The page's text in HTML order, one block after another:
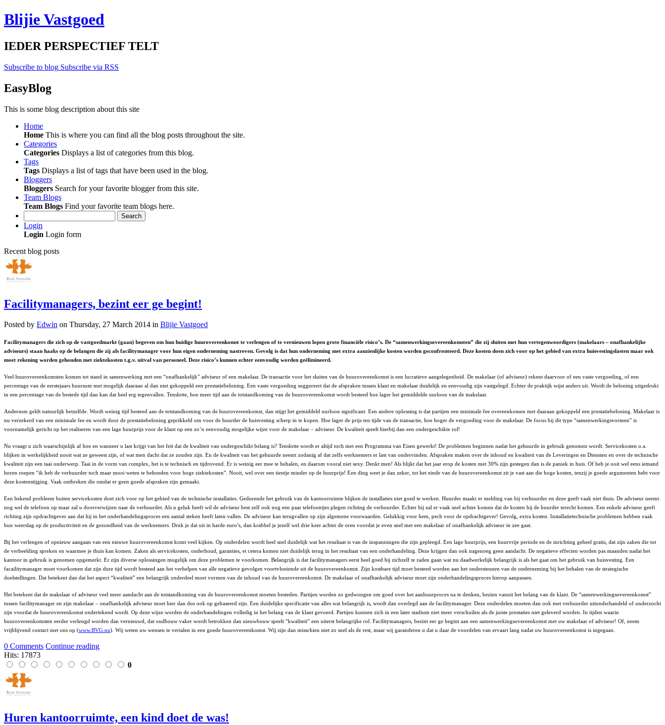
Blijie Vastgoed
IEDER PERSPECTIEF TELT
Subscribe to blog Subscribe via RSS
EasyBlog
This is some blog description about this site
Home
Home This is where you can find all the blog posts throughout the site.
Categories
Categories Displays a list of categories from this blog.
Tags
Tags Displays a list of tags that have been used in the blog.
Bloggers
Bloggers Search for your favorite blogger from this site.
Team Blogs
Team Blogs Find your favorite team blogs here.
Search
Login
Login Login form
Recent blog posts
Facilitymanagers, bezint eer ge begint!
Posted by Edwin on Thursday, 27 March 2014 in Blijie Vastgoed
Facilitymanagers die zich op de vastgoedmarkt (gaan) begeven om hun huidige huurovereenkomst te verlengen of te vernieuwen lopen grote financiële risico’s. De “samenwerkingsovereenkomsten” die zij sluiten met hun vertegenwoordigers (makelaars – onafhankelijke
adviseurs) staan haaks op de belangen die zij als facilitymanager voor hun eigen onderneming nastreven. Gevolg is dat hun onderneming met extra aanzienlijke kosten worden geconfronteerd. Deze kosten doen zich voor op het gebied van extra huisvestingslasten maar ook
moet rekening worden gehouden met ziektekosten t.g.v. uitval van personeel. Deze risico’s kunnen echter eenvoudig worden geëlimineerd.
Veel huurovereenkomsten komen tot stand in samenwerking met een “onafhankelijk” adviseur of een makelaar. De transactie voor het sluiten van de huurovereenkomst is een lucratieve aangelegenheid. De makelaar (of adviseur) rekent daarvoor of een vaste vergoeding, of een
percentage van de eerstejaars huursom met mogelijk daaraan al dan niet gekoppeld een prestatiebeloning. Een vaste vergoeding suggereert dat de afspraken tussen klant en makelaar duidelijk en eenvoudig zijn vastgelegd. Echter de praktijk wijst anders uit. Wordt de beloning uitgedrukt
in een percentage van de bestede tijd dan kan dat heel erg tegenvallen. Tenslotte, hoe meer tijd aan de totstandkoming van de huurovereenkomst wordt besteed hoe lager het gemiddelde uurloon van de makelaar.
Andersom geldt natuurlijk hetzelfde. Wordt weinig tijd besteed aan de totstandkoming van de huurovereenkomst, dan stijgt het gemiddeld uurloon significant. Een andere oplossing is dat partijen een minimale fee overeenkomen met daaraan gekoppeld een prestatiebeloning. Makelaar is
nu verzekerd van een minimale fee en wordt door de prestatiebeloning geprikkeld om voor de huurder de huisvesting scherp in te kopen. Hoe lager de prijs ten tijde van de transactie, hoe hoger de vergoeding voor de makelaar. De focus bij dit type “samenwerkingsvormen” is
voornamelijk gericht op het realiseren van een lage huurprijs voor de klant op een zo’n eenvoudig mogelijke wijze voor de makelaar – adviseur. De kwaliteit speelt hierbij dan een ondergeschikte rol!
Nu vraagt u zich waarschijnlijk af hoe en wanneer u last krijgt van het feit dat de kwaliteit van ondergeschikt belang is? Tenslotte wordt er altijd toch met een Programma van Eisen gewerkt! De problemen beginnen nadat het gehuurde in gebruik genomen wordt. Servicekosten o.a.
blijken in werkelijkheid nooit wat ze geweest zijn, of wat men dacht dat ze zouden zijn. En de kwaliteit van het gehuurde neemt zodanig af dat zelfs werknemers er last van ondervinden. Afspraken maken over de inhoud en kwaliteit van de Leveringen en Diensten en over de technische
kwaliteit zijn een taai onderwerp. Taai in de vorm van complex, het is te technisch en tijdrovend. Er is weinig eer mee te behalen, en daarom vooral niet sexy. Denkt men! Als blijkt dat het jaar erop de kosten met 30% zijn gestegen dan is de paniek in huis. Of heb je ooit wel eens iemand
horen roepen “ik heb de verhuurder toch maar mooi weten te behoeden voor hoge ziektekosten”. Nooit, wel over een tientje minder op de huurprijs! Een ding weet je dan zeker, tot het einde van de huurovereenkomst zit je vast aan die hoge kosten, tenzij je goede argumenten hebt voor
deze kostenstijging. Vaak ontbreken die omdat er geen goede afspraken zijn gemaakt.
Een bekend probleem buiten servicekosten doet zich voor op het gebied van de technische installaties. Gedurende het gebruik van de kantoorruimte blijken de installaties niet goed te werken. Huurder maakt er melding van bij verhuurder en deze geeft vaak niet thuis. De adviseur neemt
nog wel de telefoon op maar zal u doorverwijzen naar de verhuurder. Als u geluk heeft wil de adviseur best zelf ook nog een paar telefoontjes plegen richting de verhuurder. Echter hij zal er vaak snel achter komen dat de kosten bij de huurder terecht komen. Een enkele adviseur geeft
richting zijn opdrachtgever aan dat hij in het onderhandelingsproces een aantal steken heeft laten vallen. De adviseur kan terugvallen op zijn algemene voorwaarden. Gelukkig voor hem, pech voor de opdrachtgever! Gevolg, extra kosten. Installatietechnische problemen hebben vaak
hun weerslag op de productiviteit en de gezondheid van de werknemers. Druk je dat uit in harde euro’s, dan krabbel je jezelf wel drie keer achter de oren voordat je even snel met een makelaar of onafhankelijk adviseur in zee gaat.
Bij het verlengen of opnieuw aangaan van een nieuwe huurovereenkomst komt veel kijken. Op onderdelen wordt heel snel duidelijk wat het resultaat is van de inspanningen die zijn gepleegd. Een lage huurprijs, een huurvrije periode en de inrichting geheel gratis, dat zijn zaken die tot
de verbeelding spreken en waarmee je thuis kan komen. Zaken als servicekosten, onderhoud, garanties, et cetera komen niet duidelijk terug in het resultaat van een onderhandeling. Deze krijgen dan ook nagenoeg geen aandacht. De negatieve effecten worden pas maanden nadat het
kantoor in gebruik is genomen opgemerkt. Er zijn diverse oplossingen mogelijk om deze problemen te voorkomen. Belangrijk is dat facilitymanagers eerst heel goed bij zichzelf te raden gaan wat nu daadwerkelijk belangrijk is als het gaat om het gebruik van huisvesting. Een
facailitymanager moet voorkomen dat zijn dure tijd wordt besteed aan het verhelpen van alle negatieve gevolgen voortvloeiende uit de huurovereenkomst. Zijn kostbare tijd moet besteed worden aan het ondersteunen van de onderneming bij het behalen van de strategische
doelstellingen. Dat betekent dan dat het aspect “kwaliteit” een belangrijk onderdeel moet vormen van de inhoud van de huurovereenkomst. De makelaar of onafhankelijk adviseur moet zijn onderhandelingsproces hierop aanpassen.
Het betekent dat de makelaar of adviseur veel meer aandacht aan de totstandkoming van de huurovereenkomst moeten besteden. Partijen worden zo gedwongen om goed over het aanhuurproces na te denken, bezien vanuit het belang van de klant. De “samenwerkingsovereenkomst”
tussen facilitymanager en zijn makelaar – onafhankelijk adviseur moet hier dan dus ook op gebaseerd zijn. Een duidelijke specificatie van alles wat belangrijk is, wordt dan overlegd aan de facilitymanager. Deze onderdelen moeten dan ook met verhuurder uitonderhandeld of onderzocht
zijn voordat de huurovereenkomst ondertekend wordt. Op deze wijze worden de onderhandelingen volledig in het belang van de klant gevoerd. Partijen kunnen zich in een later stadium niet meer verschuilen als de juiste prestaties niet geleverd worden. In tijden waarin
huurovereenkomsten eerder verlengd worden dan vernieuwd, dat oudbouw vaker wordt betrokken dan nieuwbouw speelt “kwaliteit” een uiterst belangrijke rol. Facilitymanagers, bezint eer ge begint aan een samenwerkingsovereenkomst met uw makelaar of adviseur! Of, neem
vrijblijvend contact met ons op (www.BVG.nu). Wij weten uw wensen te vertalen in een goede huurovereenkomst. Wij zijn dan misschien niet zo snel als de rest, maar wij garanderen u dat u daar de voordelen van ervaart lang nadat uw huurovereenkomst is ingegaan.
0 Comments Continue reading
Hits: 17873
0
Huren kantoorruimte, een kind doet de was!